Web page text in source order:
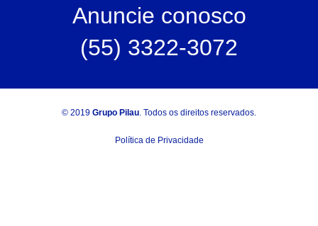
Anuncie conosco
(55) 3322-3072
© 2019 Grupo Pilau . Todos os direitos reservados.
Política de Privacidade